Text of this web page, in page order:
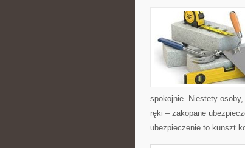
spokojnie. Niestety
ręki – zakopane
ubezpieczenie to kunszt